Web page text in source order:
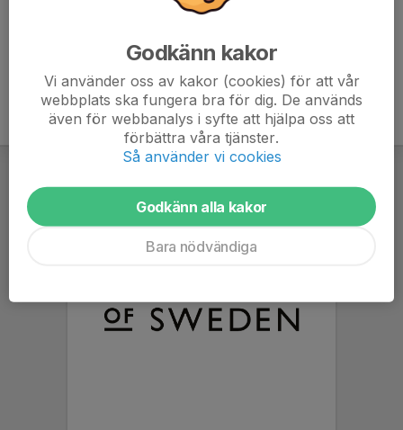
Godkänn kakor
Vi använder oss av kakor (cookies) för att vår
webbplats ska fungera bra för dig. De används
även för webbanalys i syfte att hjälpa oss att
förbättra våra tjänster.
Så använder vi cookies
Godkänn alla kakor
Bara nödvändiga